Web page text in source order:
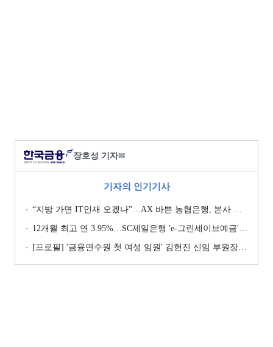
장호성 기자✉
기자의 인기기사
“지방 가면 IT인재 오겠나”…AX 바쁜 농협은행, 본사 이전설에 ‘긴장’ [막 오른 금융권 하투(夏鬪)]
12개월 최고 연 3.95%…SC제일은행 'e-그린세이브예금' [이주의 은행 예금금리-8월 1주]
[프로필] '금융연수원 첫 여성 임원' 김헌진 신임 부원장···교육·디지털·기획 '올라운더'